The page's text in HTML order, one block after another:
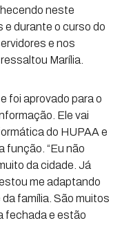
neste
durante o curso do
e nos
Marília.
foi aprovado para o
Ele vai
do HUPAA e
função. “Eu não
da cidade. Já
me adaptando
família. São muitos
fechada e estão